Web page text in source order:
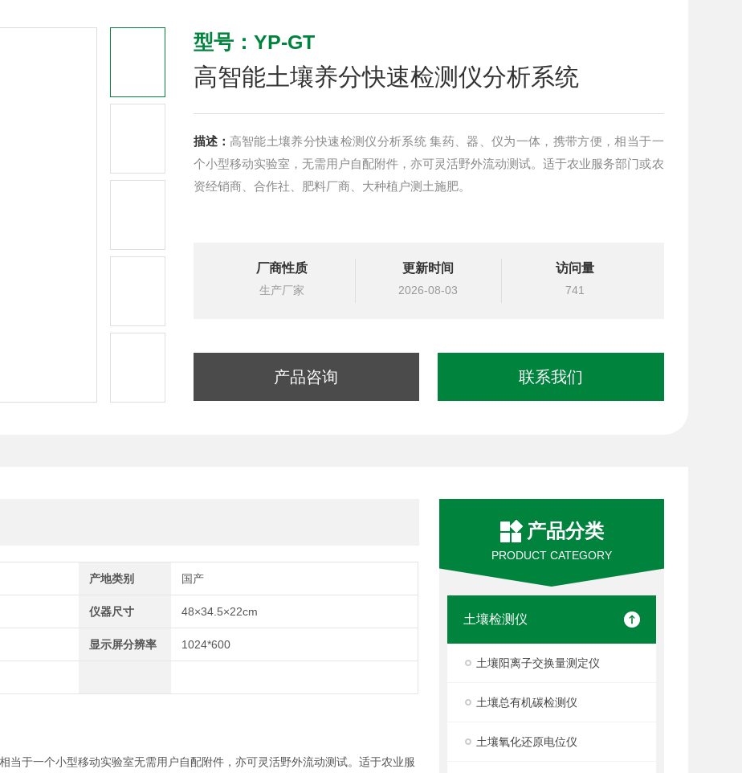
型号：YP-GT
高智能土壤养分快速检测仪分析系统
描述： 高智能土壤养分快速检测仪分析系统 集药、器、仪为一体，携带方便，相当于一
个小型移动实验室，无需用户自配附件，亦可灵活野外流动测试。适于农业服务部门或农
资经销商、合作社、肥料厂商、大种植户测土施肥。
厂商性质
生产厂家
更新时间
2026-08-03
访问量
741
产品咨询 联系我们
产品分类
PRODUCT CATEGORY
土壤检测仪
土壤阳离子交换量测定仪
土壤总有机碳检测仪
土壤氧化还原电位仪
产地类别 国产
仪器尺寸 48×34.5×22cm
显示屏分辨率 1024*600
当于一个小型移动实验室无需用户自配附件，亦可灵活野外流动测试。适于农业服